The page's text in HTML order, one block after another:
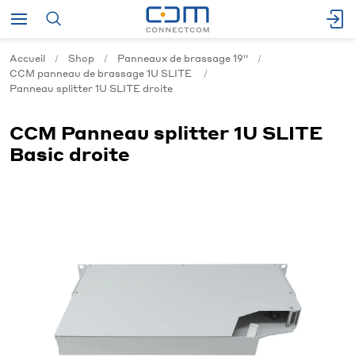
Accueil Shop
Panneaux de brassage 19''
CCM panneau de brassage 1U SLITE
Panneau splitter 1U SLITE droite
CCM Panneau splitter 1U SLITE
Basic droite